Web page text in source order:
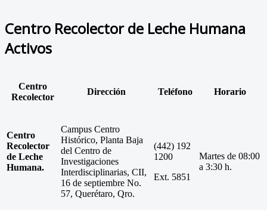
Centro Recolector de Leche Humana
Activos
Centro
Recolector
Dirección Teléfono Horario
Centro
Recolector
de Leche
Humana.
Campus Centro
Histórico, Planta Baja
del Centro de
Investigaciones
Interdisciplinarias, CII,
16 de septiembre No.
57, Querétaro, Qro.
(442) 192
1200
Ext. 5851
Martes de 08:00
a 3:30 h.